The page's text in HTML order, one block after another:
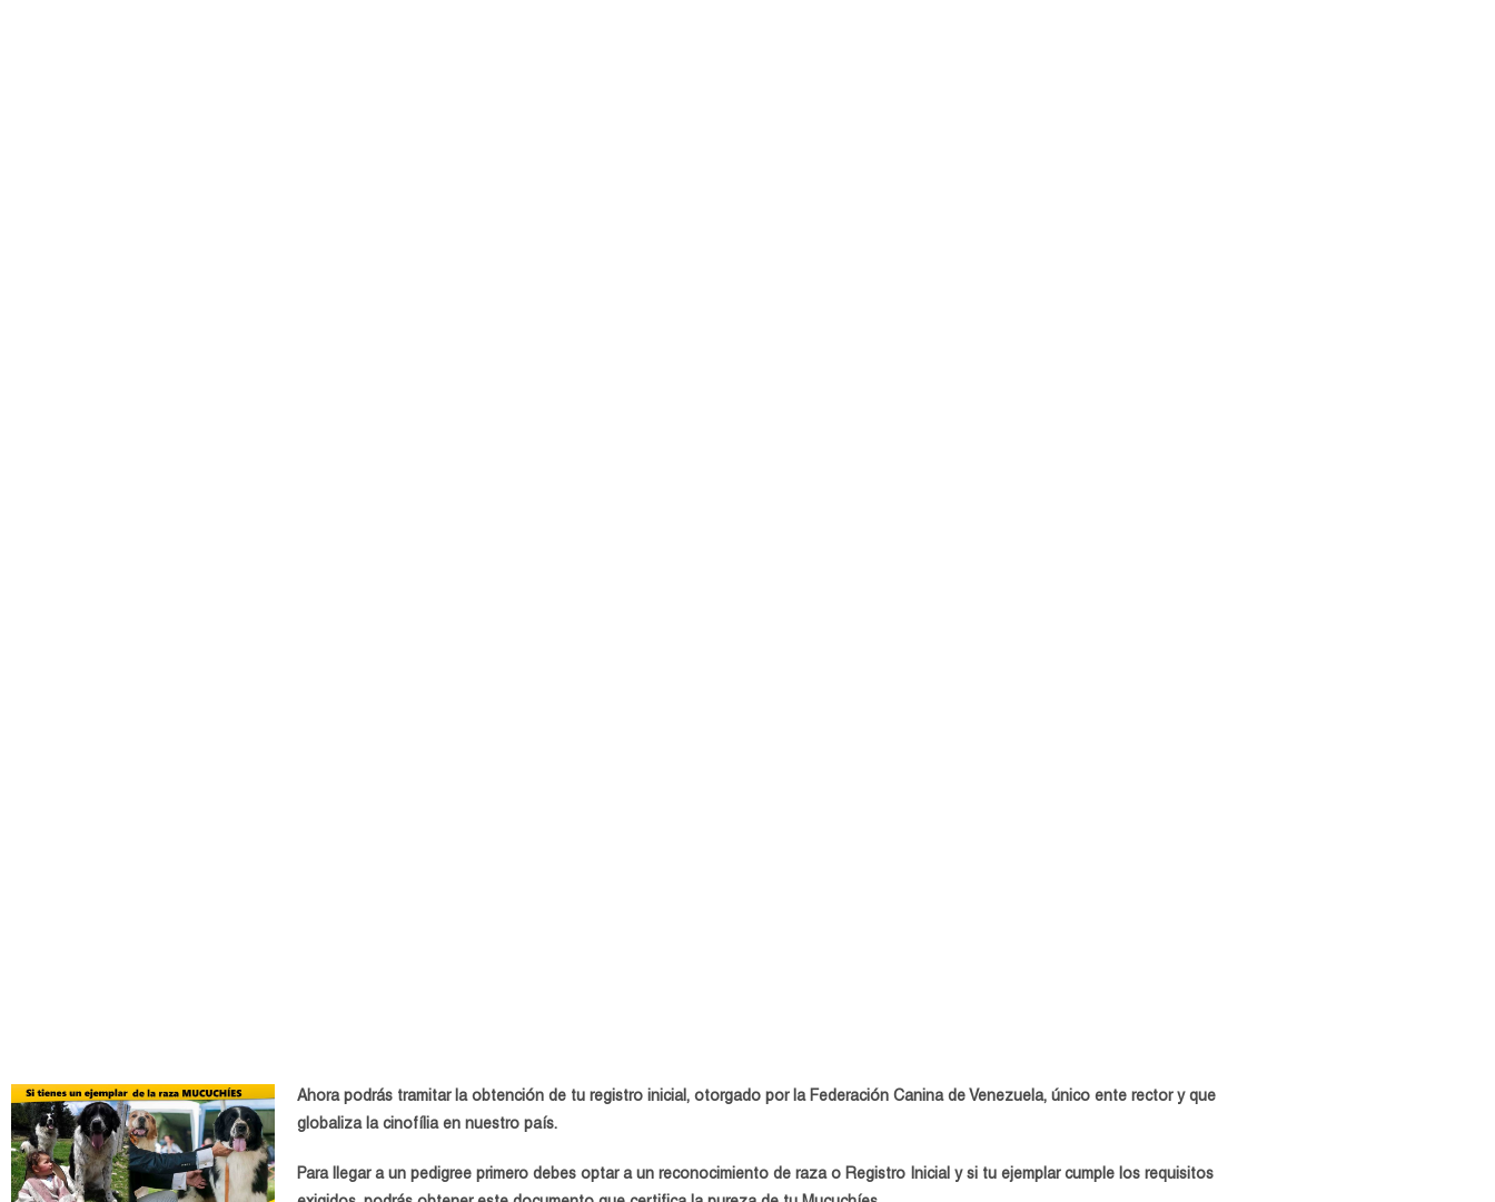
Ahora podrás tramitar la obtención de tu registro inicial, otorgado por la Federación Canina de Venezuela, único ente rector y que
globaliza la cinofília en nuestro país.
Para llegar a un pedigree primero debes optar a un reconocimiento de raza o Registro Inicial y si tu ejemplar cumple los requisitos